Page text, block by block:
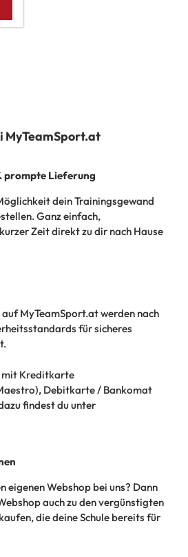
MyTeamSport.at
prompte Lieferung
dein Trainingsgewand
Ganz einfach,
Zeit direkt zu dir nach Hause
MyTeamSport.at werden nach
für sicheres
mit Kreditkarte
Debitkarte / Bankomat
findest du unter
eigenen Webshop bei uns? Dann
auch zu den vergünstigten
die deine Schule bereits für